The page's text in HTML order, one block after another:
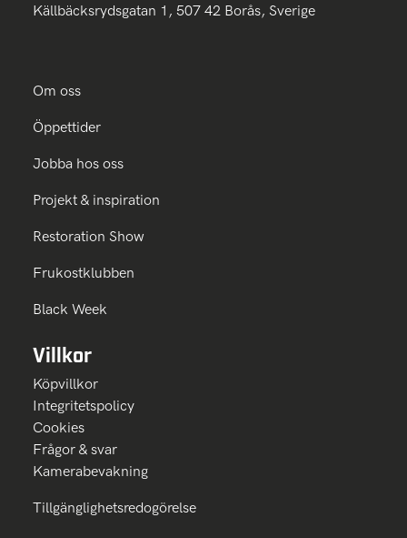
Källbäcksrydsgatan 1, 507 42 Borås, Sverige
Om oss
Öppettider
Jobba hos oss
Projekt & inspiration
Restoration Show
Frukostklubben
Black Week
Villkor
Köpvillkor
Integritetspolicy
Cookies
Frågor & svar
Kamerabevakning
Tillgänglighetsredogörelse